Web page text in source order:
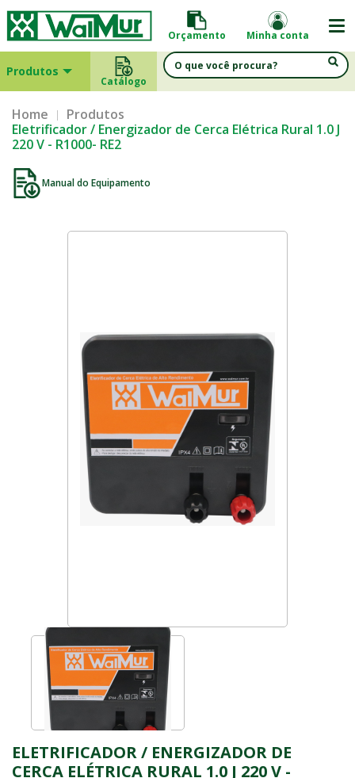
Orçamento Minha conta
Produtos
Catálogo
Home
Produtos
Eletrificador / Energizador de Cerca Elétrica Rural 1.0 J
220 V - R1000- RE2
Manual do Equipamento
ELETRIFICADOR / ENERGIZADOR DE
CERCA ELÉTRICA RURAL 1.0 J 220 V -